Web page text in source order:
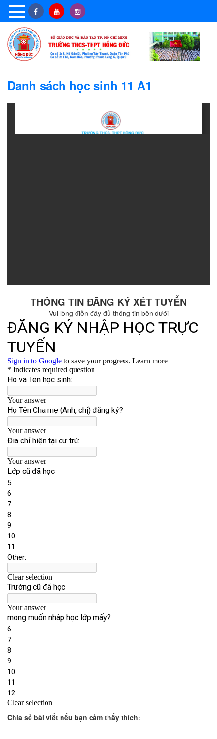
Danh sách học sinh 11 A1
THÔNG TIN ĐĂNG KÝ XÉT TUYỂN
Vui lòng điền đây đủ thông tin bên dưới
Chia sẻ bài viết nếu bạn cảm thấy thích: